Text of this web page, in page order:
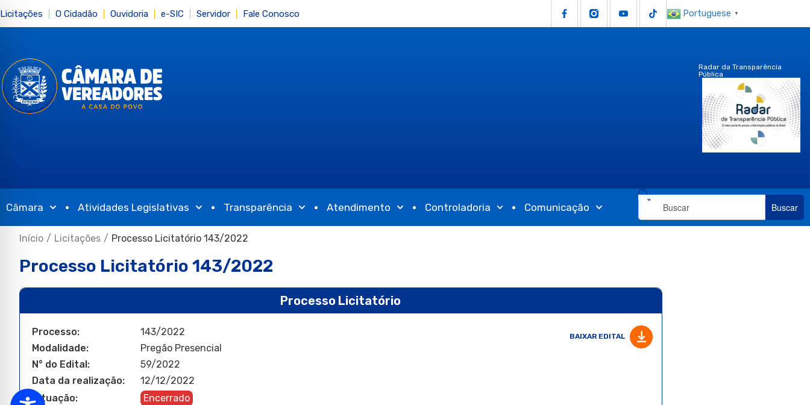
Licitações O Cidadão Ouvidoria e-SIC Servidor Fale Conosco Portuguese ▼
Radar da Transparência
Pública
Câmara Atividades Legislativas Transparência Atendimento Controladoria Comunicação Buscar
Início / Licitações / Processo Licitatório 143/2022
Processo Licitatório 143/2022
Processo Licitatório
Processo:
143/2022
Modalidade:
Pregão Presencial
N° do Edital:
59/2022
Data da realização:
12/12/2022
Situação:
Encerrado
BAIXAR EDITAL